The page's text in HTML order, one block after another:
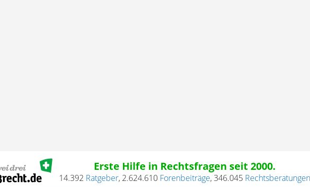
Erste Hilfe in Rechtsfragen seit 2000.
14.392 Ratgeber, 2.624.610 Forenbeiträge,346.045 Rechtsberatungen